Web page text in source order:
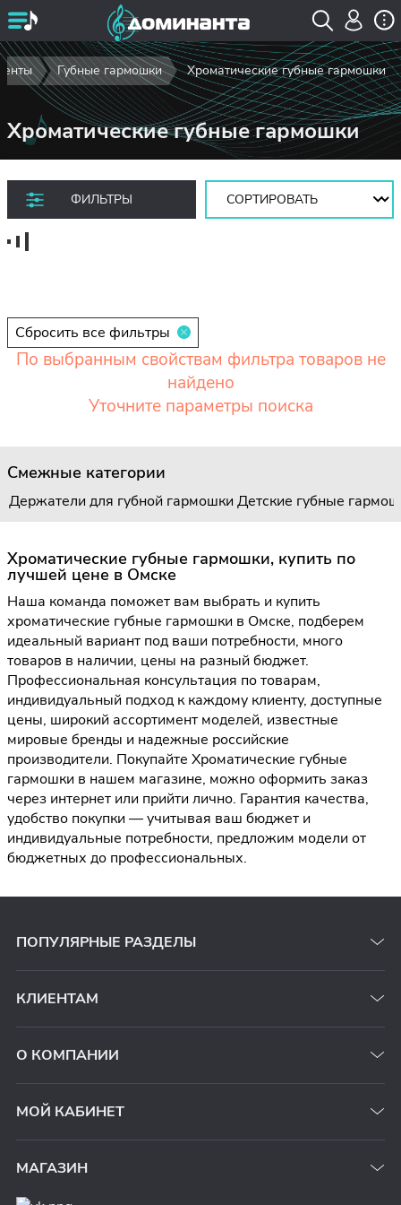
Губные гармошки Хроматические губные гармошки
Хроматические губные гармошки
ФИЛЬТРЫ
Сортировать:
Сбросить все фильтры
По выбранным свойствам фильтра товаров не
найдено
Уточните параметры поиска
Смежные категории
Держатели для губной гармошки Детские губные
Хроматические губные гармошки, купить по
лучшей цене в Омске
Наша команда поможет вам выбрать и купить
хроматические губные гармошки в Омске, подберем
идеальный вариант под ваши потребности, много
товаров в наличии, цены на разный бюджет.
Профессиональная консультация по товарам,
индивидуальный подход к каждому клиенту, доступные
цены, широкий ассортимент моделей, известные
мировые бренды и надежные российские
производители. Покупайте Хроматические губные
гармошки в нашем магазине, можно оформить заказ
через интернет или прийти лично. Гарантия качества,
удобство покупки — учитывая ваш бюджет и
индивидуальные потребности, предложим модели от
бюджетных до профессиональных.
ПОПУЛЯРНЫЕ РАЗДЕЛЫ
КЛИЕНТАМ
О КОМПАНИИ
МОЙ КАБИНЕТ
МАГАЗИН